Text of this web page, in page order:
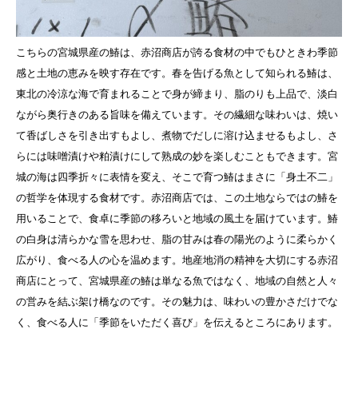
こちらの宮城県産の鰆は、赤沼商店が誇る食材の中でもひときわ季節
感と土地の恵みを映す存在です。春を告げる魚として知られる鰆は、
東北の冷涼な海で育まれることで身が締まり、脂のりも上品で、淡白
ながら奥行きのある旨味を備えています。その繊細な味わいは、焼い
て香ばしさを引き出すもよし、煮物でだしに溶け込ませるもよし、さ
らには味噌漬けや粕漬けにして熟成の妙を楽しむこともできます。宮
城の海は四季折々に表情を変え、そこで育つ鰆はまさに「身土不二」
の哲学を体現する食材です。赤沼商店では、この土地ならではの鰆を
用いることで、食卓に季節の移ろいと地域の風土を届けています。鰆
の白身は清らかな雪を思わせ、脂の甘みは春の陽光のように柔らかく
広がり、食べる人の心を温めます。地産地消の精神を大切にする赤沼
商店にとって、宮城県産の鰆は単なる魚ではなく、地域の自然と人々
の営みを結ぶ架け橋なのです。その魅力は、味わいの豊かさだけでな
く、食べる人に「季節をいただく喜び」を伝えるところにあります。